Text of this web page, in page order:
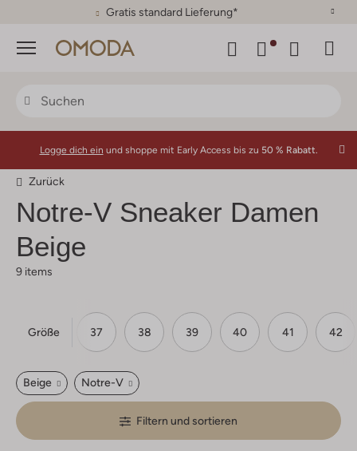
30 Tage Rückgaberecht
Menü
Logge dich ein und shoppe mit Early Access bis zu 50 % Rabatt.
Zurück
Notre-V Sneaker Damen
Beige
9 items
Größe
36 37 38 39 40 41 42
Beige Notre-V
Filtern und sortieren